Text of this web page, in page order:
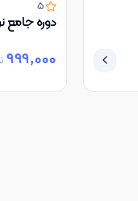
5
دوره جامع
999,000